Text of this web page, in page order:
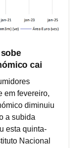
cai
em fevereiro,
diminuiu
a subida
esta quinta-
Nacional